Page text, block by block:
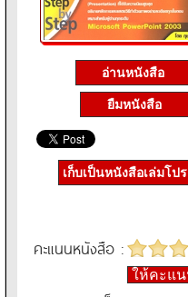
อ่านหนังสือ
ยืมหนังสือ
เก็บเป็นหนังสือเล่มโป
คะแนนหนังสือ :
ให้คะแ